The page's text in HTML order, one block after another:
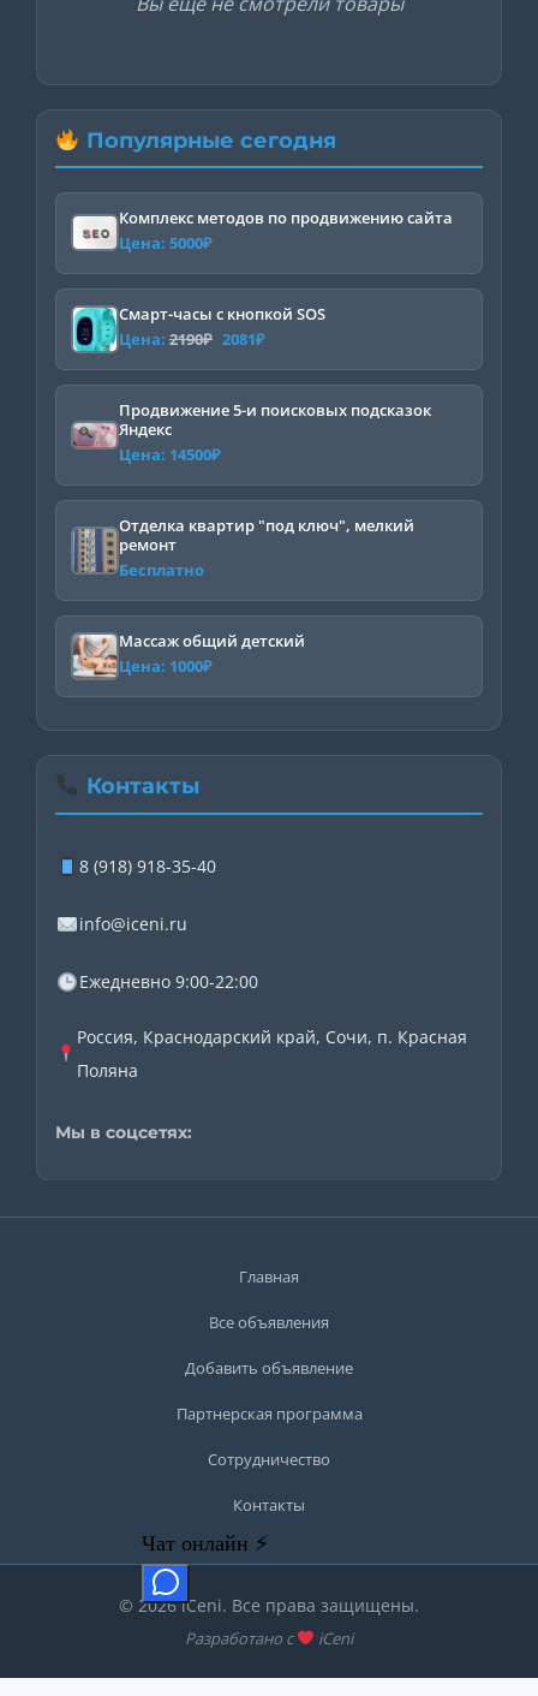
Популярные сегодня
Комплекс методов по продвижению сайта
Цена: 5000₽
Смарт-часы с кнопкой SOS
Цена: 2190₽ Первоначальная
цена
составляла
2081₽Текущая
цена:
Продвижение 5-и поисковых подсказок
Яндекс
Цена: 14500₽
Отделка квартир "под ключ", мелкий
ремонт
Бесплатно
Массаж общий детский
Цена: 1000₽
Контакты
8 (918) 918-35-40
info@iceni.ru
Ежедневно 9:00-22:00
Россия, Краснодарский край, Сочи, п. Красная
Поляна
Мы в соцсетях:
Главная
Все объявления
Добавить объявление
Партнерская программа
Сотрудничество
Контакты
© 2026 iCeni. Все права защищены.
Разработано с iCeni